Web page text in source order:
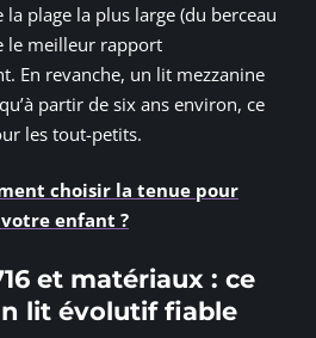
plage la plus large (du berceau
le meilleur rapport
En revanche, un lit mezzanine
partir de six ans environ, ce
les tout-petits.
choisir la tenue pour
enfant ?
et matériaux : ce
lit évolutif fiable